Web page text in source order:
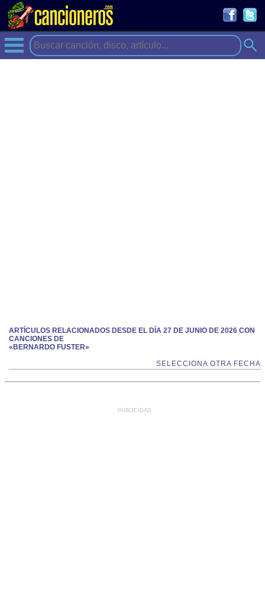
ARTÍCULOS RELACIONADOS DESDE EL DÍA 27 DE JUNIO DE 2026 CON
CANCIONES DE
«BERNARDO FUSTER»
SELECCIONA OTRA FECHA
PUBLICIDAD